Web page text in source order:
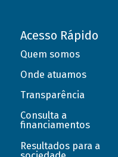
Acesso Rápido
Quem somos
Onde atuamos
Transparência
Consulta a
financiamentos
Resultados para a